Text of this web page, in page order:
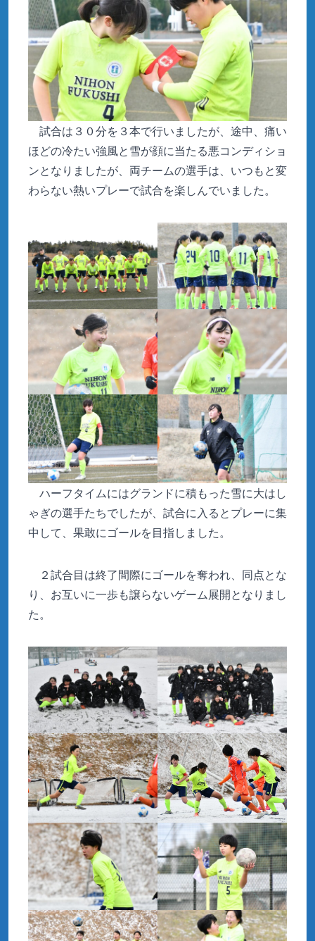
試合は３０分を３本で行いましたが、途中、痛い
ほどの冷たい強風と雪が顔に当たる悪コンディショ
ンとなりましたが、両チームの選手は、いつもと変
わらない熱いプレーで試合を楽しんでいました。
ハーフタイムにはグランドに積もった雪に大はし
ゃぎの選手たちでしたが、試合に入るとプレーに集
中して、果敢にゴールを目指しました。
２試合目は終了間際にゴールを奪われ、同点とな
り、お互いに一歩も譲らないゲーム展開となりまし
た。